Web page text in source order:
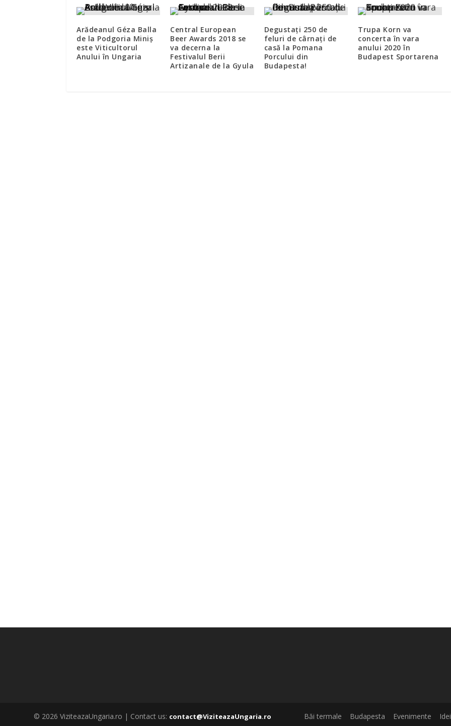
Arădeanul Géza Balla
de la Podgoria Miniş
este Viticultorul
Anului în Ungaria
Central European
Beer Awards 2018 se
va decerna la
Festivalul Berii
Artizanale de la Gyula
Degustați 250 de
feluri de cârnaţi de
casă la Pomana
Porcului din
Budapesta!
Trupa Korn va
concerta în vara
anului 2020 în
Budapest Sportarena
© 2026 ViziteazaUngaria.ro | Contact us: contact@ViziteazaUngaria.ro Băi termale Budapesta Evenimente